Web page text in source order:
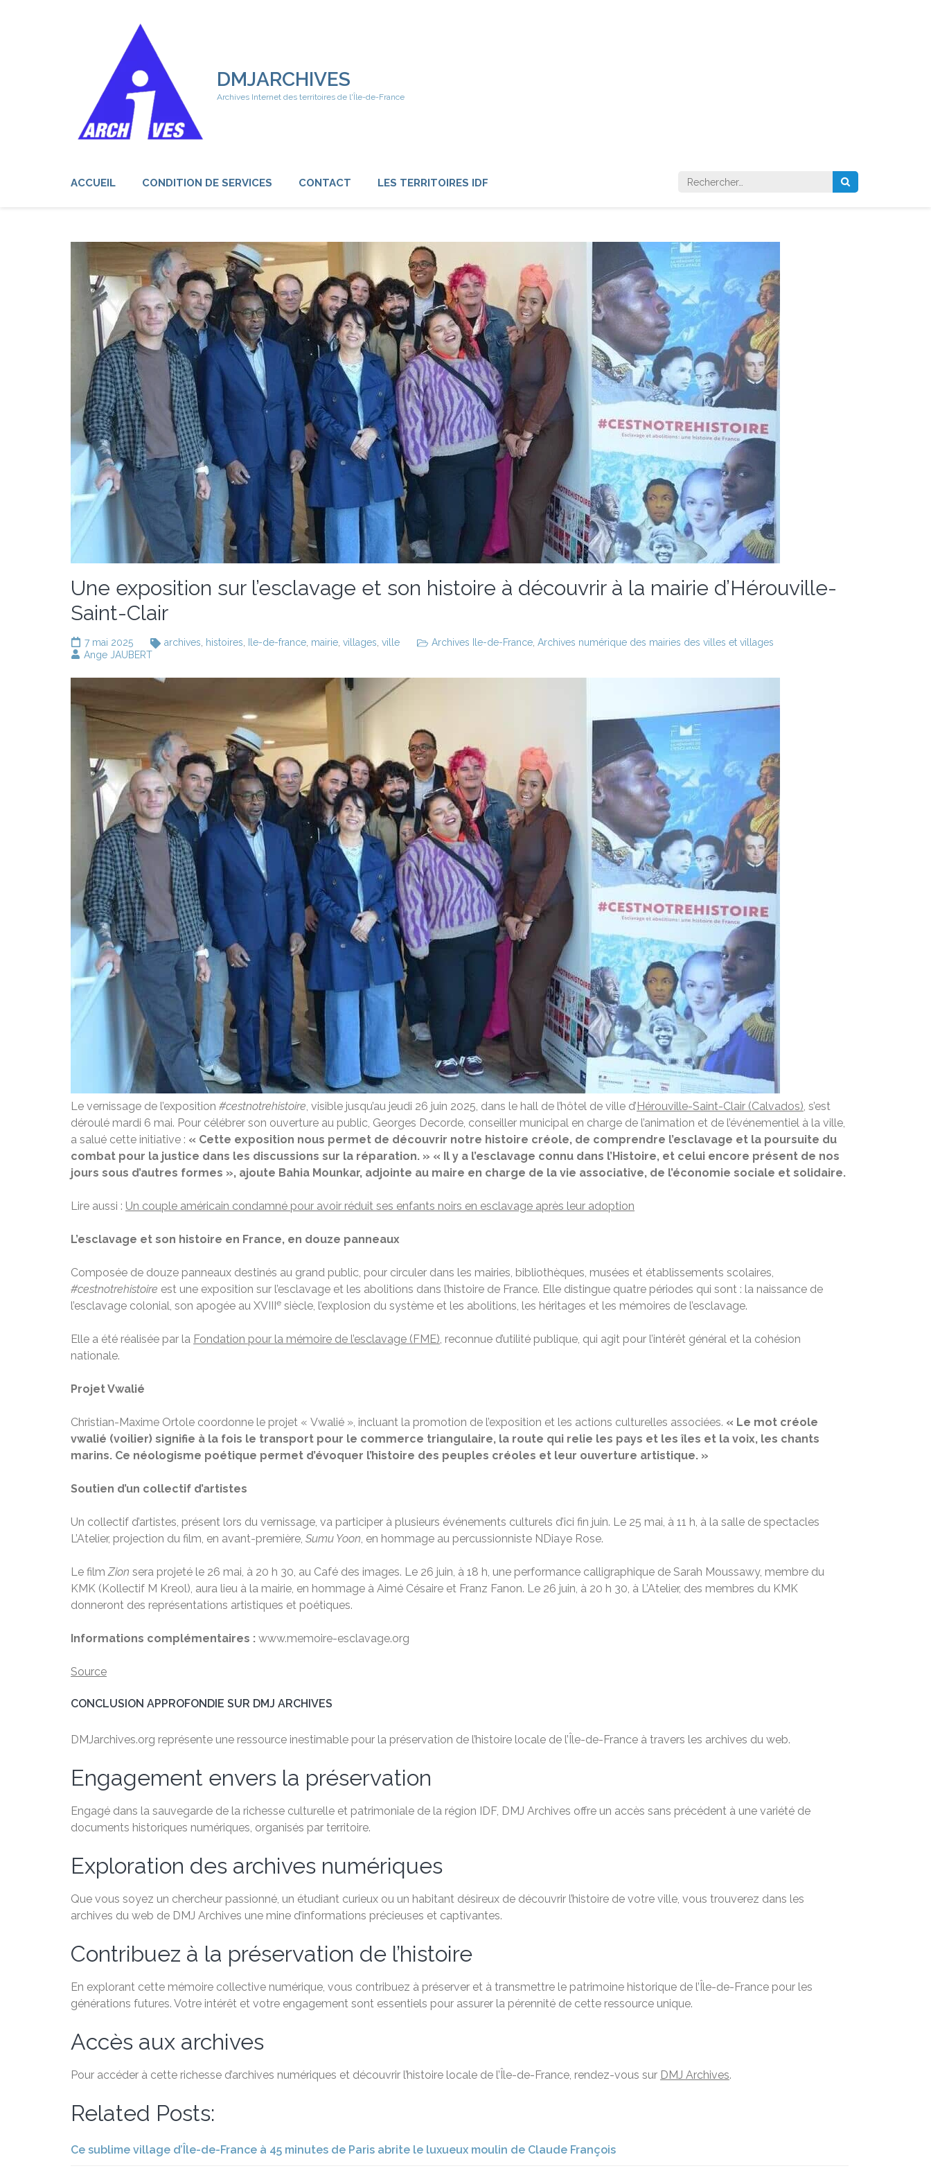
DMJARCHIVES
Archives Internet des territoires de l'Île-de-France
ACCUEIL CONDITION DE SERVICES CONTACT LES TERRITOIRES IDF Rechercher :
Une exposition sur l’esclavage et son histoire à découvrir à la mairie d’Hérouville-
Saint-Clair
7 mai 2025 archives histoires Ile-de-france mairie villages ville Archives Ile-de-France Archives numérique des mairies des villes et villages
Ange JAUBERT
Le vernissage de l’exposition #cestnotrehistoire, visible jusqu’au jeudi 26 juin 2025, dans le hall de l’hôtel de ville d’Hérouville-Saint-Clair (Calvados), s’est
déroulé mardi 6 mai. Pour célébrer son ouverture au public, Georges Decorde, conseiller municipal en charge de l’animation et de l’événementiel à la ville,
a salué cette initiative : « Cette exposition nous permet de découvrir notre histoire créole, de comprendre l’esclavage et la poursuite du
combat pour la justice dans les discussions sur la réparation. » « Il y a l’esclavage connu dans l’Histoire, et celui encore présent de nos
jours sous d’autres formes », ajoute Bahia Mounkar, adjointe au maire en charge de la vie associative, de l’économie sociale et solidaire.
Lire aussi : Un couple américain condamné pour avoir réduit ses enfants noirs en esclavage après leur adoption
L’esclavage et son histoire en France, en douze panneaux
Composée de douze panneaux destinés au grand public, pour circuler dans les mairies, bibliothèques, musées et établissements scolaires,
#cestnotrehistoire est une exposition sur l’esclavage et les abolitions dans l’histoire de France. Elle distingue quatre périodes qui sont : la naissance de
l’esclavage colonial, son apogée au XVIIIe siècle, l’explosion du système et les abolitions, les héritages et les mémoires de l’esclavage.
Elle a été réalisée par la Fondation pour la mémoire de l’esclavage (FME), reconnue d’utilité publique, qui agit pour l’intérêt général et la cohésion
nationale.
Projet Vwalié
Christian-Maxime Ortole coordonne le projet « Vwalié », incluant la promotion de l’exposition et les actions culturelles associées. « Le mot créole
vwalié (voilier) signifie à la fois le transport pour le commerce triangulaire, la route qui relie les pays et les îles et la voix, les chants
marins. Ce néologisme poétique permet d’évoquer l’histoire des peuples créoles et leur ouverture artistique. »
Soutien d’un collectif d’artistes
Un collectif d’artistes, présent lors du vernissage, va participer à plusieurs événements culturels d’ici fin juin. Le 25 mai, à 11 h, à la salle de spectacles
L’Atelier, projection du film, en avant-première, Sumu Yoon, en hommage au percussionniste NDiaye Rose.
Le filmZion sera projeté le 26 mai, à 20 h 30, au Café des images. Le 26 juin, à 18 h, une performance calligraphique de Sarah Moussawy, membre du
KMK (Kollectif M Kreol), aura lieu à la mairie, en hommage à Aimé Césaire et Franz Fanon. Le 26 juin, à 20 h 30, à L’Atelier, des membres du KMK
donneront des représentations artistiques et poétiques.
Informations complémentaires : www.memoire-esclavage.org
Source
CONCLUSION APPROFONDIE SUR DMJ ARCHIVES
DMJarchives.org représente une ressource inestimable pour la préservation de l’histoire locale de l’Île-de-France à travers les archives du web.
Engagement envers la préservation
Engagé dans la sauvegarde de la richesse culturelle et patrimoniale de la région IDF, DMJ Archives offre un accès sans précédent à une variété de
documents historiques numériques, organisés par territoire.
Exploration des archives numériques
Que vous soyez un chercheur passionné, un étudiant curieux ou un habitant désireux de découvrir l’histoire de votre ville, vous trouverez dans les
archives du web de DMJ Archives une mine d’informations précieuses et captivantes.
Contribuez à la préservation de l’histoire
En explorant cette mémoire collective numérique, vous contribuez à préserver et à transmettre le patrimoine historique de l’Île-de-France pour les
générations futures. Votre intérêt et votre engagement sont essentiels pour assurer la pérennité de cette ressource unique.
Accès aux archives
Pour accéder à cette richesse d’archives numériques et découvrir l’histoire locale de l’Île-de-France, rendez-vous sur DMJ Archives.
Related Posts:
Ce sublime village d’Île-de-France à 45 minutes de Paris abrite le luxueux moulin de Claude François